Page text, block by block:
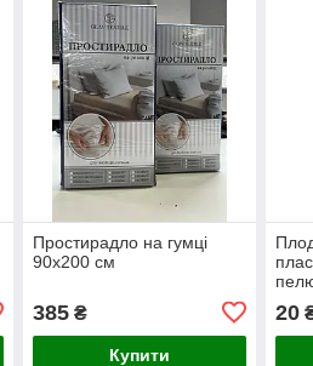
Простирадло на гумці
90х200 см
385₴
Купити
20